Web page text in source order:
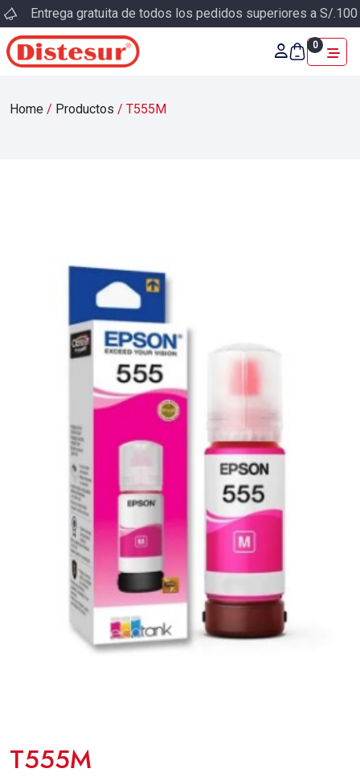
Entrega gratuita de todos los pedidos superiores a S/.100
0
Home / Productos / T555M
T555M